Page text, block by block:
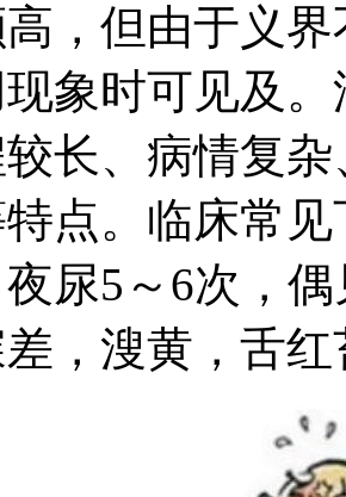
，但由于义
象时可见及
长、病情复
点。临床常
尿5～6次，
，溲黄，舌